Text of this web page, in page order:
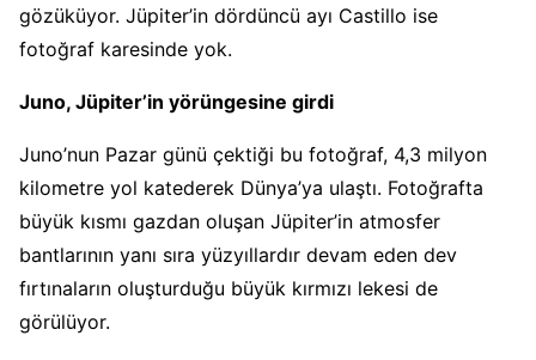
gözüküyor. Jüpiter’in dördüncü ayı Castillo ise
fotoğraf karesinde yok.
Juno, Jüpiter’in yörüngesine girdi
Juno’nun Pazar günü çektiği bu fotoğraf, 4,3 milyon
kilometre yol katederek Dünya’ya ulaştı. Fotoğrafta
büyük kısmı gazdan oluşan Jüpiter’in atmosfer
bantlarının yanı sıra yüzyıllardır devam eden dev
fırtınaların oluşturduğu büyük kırmızı lekesi de
görülüyor.